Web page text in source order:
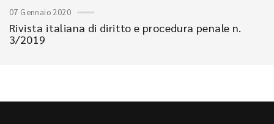
07 Gennaio 2020
Rivista italiana di diritto e procedura penale n.
3/2019